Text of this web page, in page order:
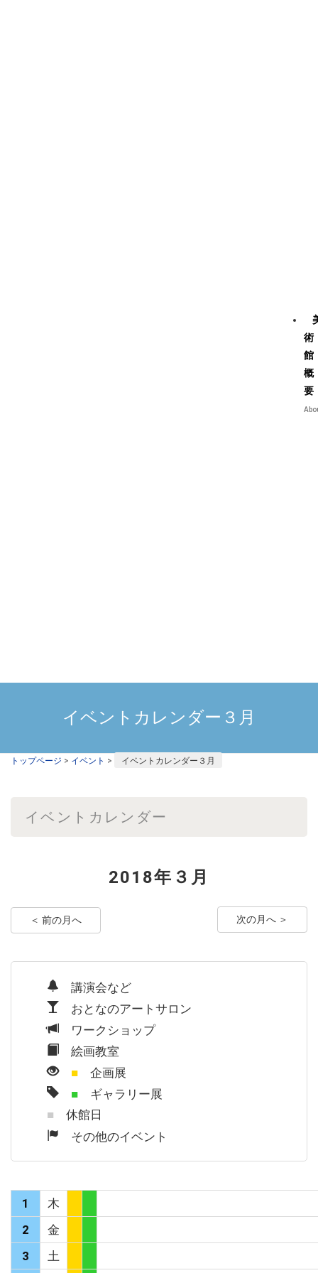
術
館
概
要
イベントカレンダー３月
トップページ > イベント > イベントカレンダー３月
イベントカレンダー
2018年３月
＜ 前の月へ 次の月へ ＞
講演会など
おとなのアートサロン
ワークショップ
絵画教室
■ 企画展
■ ギャラリー展
■ 休館日
その他のイベント
1
木
2
金
3
土